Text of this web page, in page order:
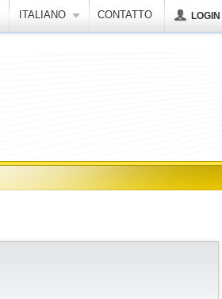
ITALIANO CONTATTO LOGIN